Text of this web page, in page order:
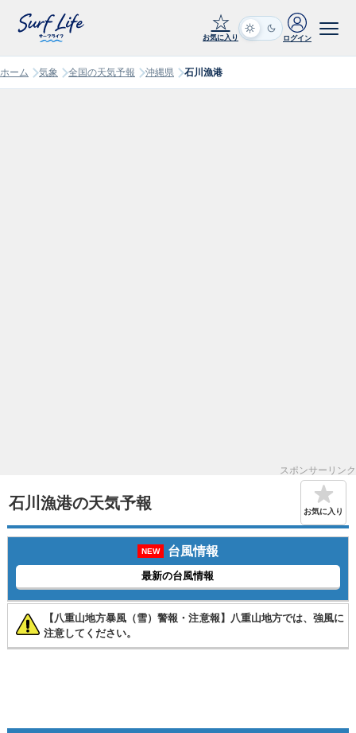
☆
お気に入り ログイン
ホーム 気象 全国の天気予報 沖縄県 石川漁港
スポンサーリンク
石川漁港の天気予報 お気に入り
NEW 台風情報
最新の台風情報
【八重山地方暴風（雪）警報・注意報】八重山地方では、強風に
注意してください。